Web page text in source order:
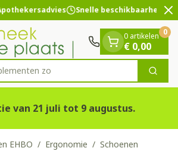
Snelle beschikbaarheid
Zoek
0 artikelen
€ 0,00
0
van 21 juli tot 9 augustus.
EHBO / Ergonomie / Schoenen